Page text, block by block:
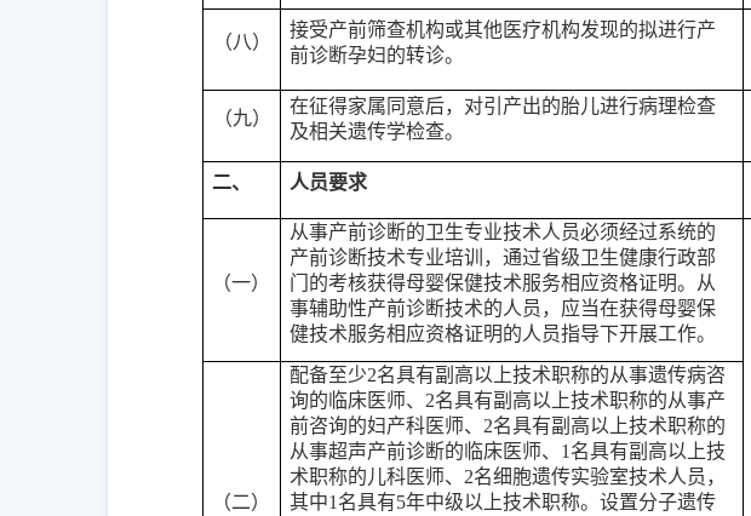
（八）
接受产前筛查机构或其他医疗机构发现的拟进行产
前诊断孕妇的转诊。
（九）
在征得家属同意后，对引产出的胎儿进行病理检查
及相关遗传学检查。
二、 人员要求
（一）
从事产前诊断的卫生专业技术人员必须经过系统的
产前诊断技术专业培训，通过省级卫生健康行政部
门的考核获得母婴保健技术服务相应资格证明。从
事辅助性产前诊断技术的人员，应当在获得母婴保
健技术服务相应资格证明的人员指导下开展工作。
（二）
配备至少2名具有副高以上技术职称的从事遗传病咨
询的临床医师、2名具有副高以上技术职称的从事产
前咨询的妇产科医师、2名具有副高以上技术职称的
从事超声产前诊断的临床医师、1名具有副高以上技
术职称的儿科医师、2名细胞遗传实验室技术人员，
其中1名具有5年中级以上技术职称。设置分子遗传